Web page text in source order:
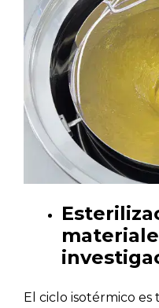
El ciclo isotérmico